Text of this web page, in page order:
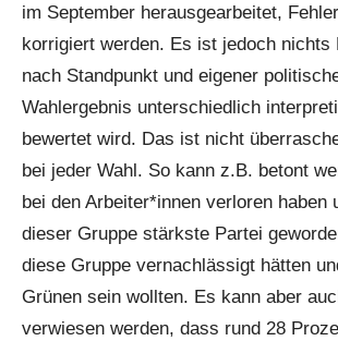
im September herausgearbeitet,
korrigiert werden. Es ist jedoch nichts
nach Standpunkt und eigener
Wahlergebnis unterschiedlich
bewertet wird. Das ist nicht
bei jeder Wahl. So kann z.B. betont
bei den Arbeiter*innen verloren haben
dieser Gruppe stärkste Partei
diese Gruppe vernachlässigt hätten
Grünen sein wollten. Es kann aber
verwiesen werden, dass rund 28